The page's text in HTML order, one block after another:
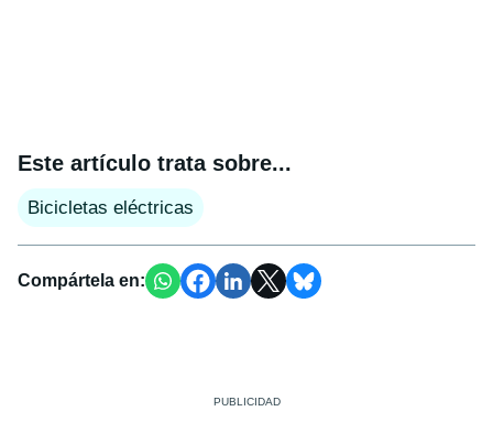
Este artículo trata sobre...
Bicicletas eléctricas
Compártela en: